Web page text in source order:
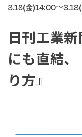
3.18(金)14:00〜3.18
日刊工業
にも直結
り方』